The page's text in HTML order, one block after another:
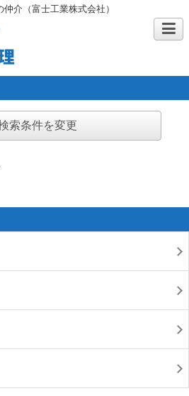
介（富士工業株式会社）
索条件を変更